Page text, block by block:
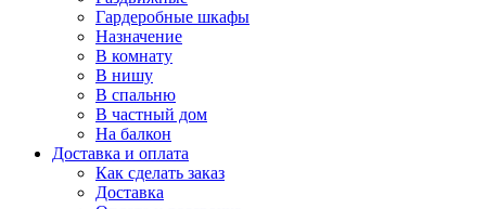
Гардеробные шкафы
Назначение
В комнату
В нишу
В спальню
В частный дом
На балкон
Доставка и оплата
Как сделать заказ
Доставка